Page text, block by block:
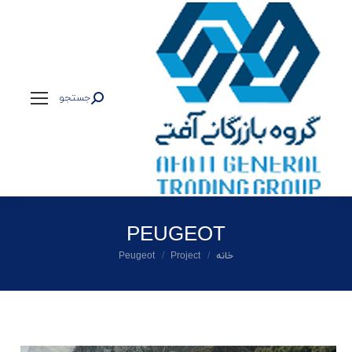
جستجو:
جستجو
PEUGEOT
شما اینجا هستید:
خانه Project
Peugeot